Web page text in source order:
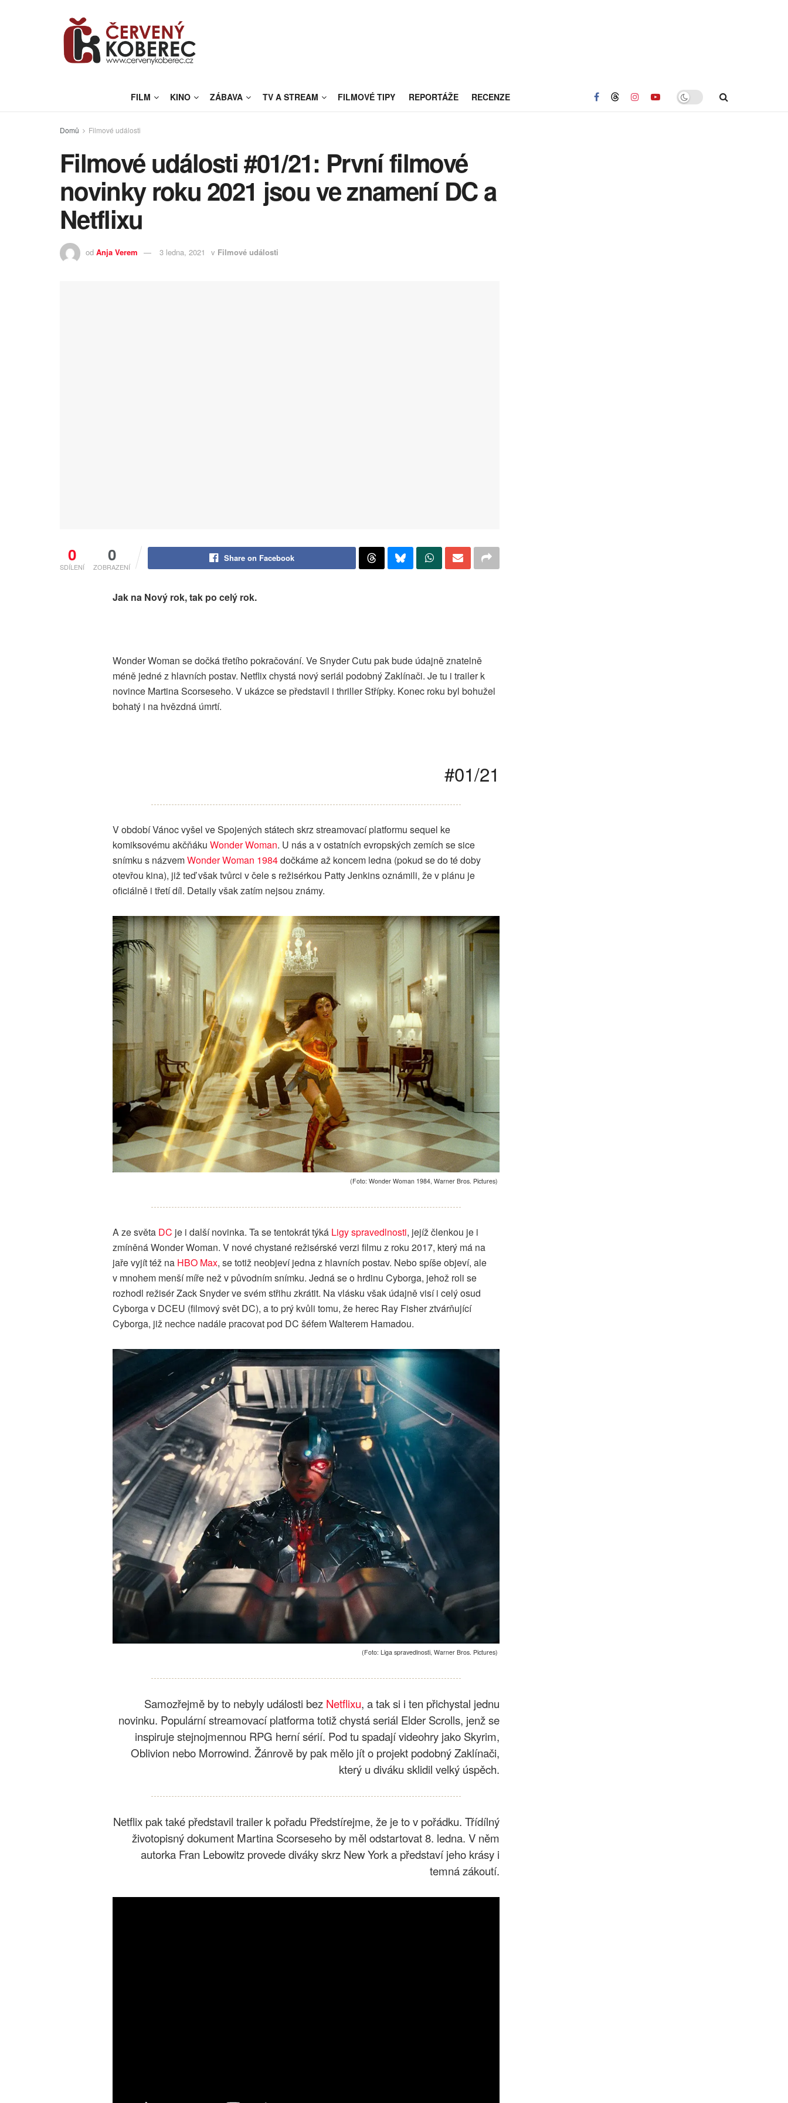
FILM KINO ZÁBAVA TV A STREAM FILMOVÉ TIPY REPORTÁŽE RECENZE
Domů Filmové události
Filmové události #01/21: První filmové
novinky roku 2021 jsou ve znamení DC a
Netflixu
od Anja Verem 3 ledna, 2021 v Filmové události
0
SDÍLENÍ
0
ZOBRAZENÍ
Share on Facebook
Jak na Nový rok, tak po celý rok.
Wonder Woman se dočká třetího pokračování. Ve Snyder Cutu pak bude údajně znatelně
méně jedné z hlavních postav. Netflix chystá nový seriál podobný Zaklínači. Je tu i trailer k
novince Martina Scorseseho. V ukázce se představil i thriller Střípky. Konec roku byl bohužel
bohatý i na hvězdná úmrtí.
#01/21
V období Vánoc vyšel ve Spojených státech skrz streamovací platformu sequel ke
komiksovému akčňáku Wonder Woman. U nás a v ostatních evropských zemích se sice
snímku s názvemWonder Woman 1984dočkáme až koncem ledna (pokud se do té doby
otevřou kina), již teď však tvůrci v čele s režisérkou Patty Jenkins oznámili, že v plánu je
oficiálně i třetí díl. Detaily však zatím nejsou známy.
(Foto: Wonder Woman 1984, Warner Bros. Pictures)
A ze světa DC je i další novinka. Ta se tentokrát týká Ligy spravedlnosti, jejíž členkou je i
zmíněná Wonder Woman. V nové chystané režisérské verzi filmu z roku 2017, který má na
jaře vyjít též na HBO Max, se totiž neobjeví jedna z hlavních postav. Nebo spíše objeví, ale
v mnohem menší míře než v původním snímku. Jedná se o hrdinu Cyborga, jehož roli se
rozhodl režisér Zack Snyder ve svém střihu zkrátit. Na vlásku však údajně visí i celý osud
Cyborga v DCEU (filmový svět DC), a to prý kvůli tomu, že herec Ray Fisher ztvárňující
Cyborga, již nechce nadále pracovat pod DC šéfem Walterem Hamadou.
(Foto: Liga spravedlnosti, Warner Bros. Pictures)
Samozřejmě by to nebyly události bez Netflixu, a tak si i ten přichystal jednu
novinku. Populární streamovací platforma totiž chystá seriál Elder Scrolls, jenž se
inspiruje stejnojmennou RPG herní sérií. Pod tu spadají videohry jako Skyrim,
Oblivion nebo Morrowind. Žánrově by pak mělo jít o projekt podobný Zaklínači,
který u diváku sklidil velký úspěch.
Netflix pak také představil trailer k pořadu Předstírejme, že je to v pořádku. Třídílný
životopisný dokument Martina Scorseseho by měl odstartovat 8. ledna. V něm
autorka Fran Lebowitz provede diváky skrz New York a představí jeho krásy i
temná zákoutí.